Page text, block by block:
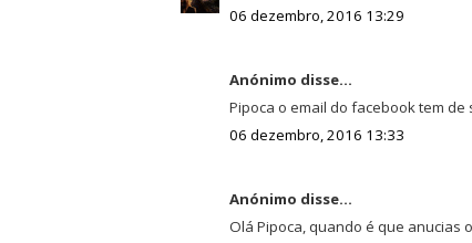
06 dezembro, 2016 13:29
Anónimo disse...
Pipoca o email do facebook tem
06 dezembro, 2016 13:33
Anónimo disse...
Olá Pipoca, quando é que anucias